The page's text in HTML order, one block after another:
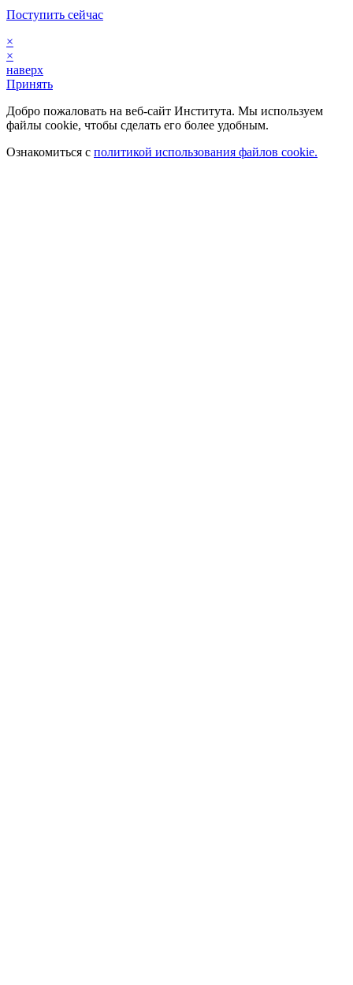
Поступить сейчас
×
×
наверх
Принять
Добро пожаловать на веб-сайт Института. Мы используем
файлы cookie, чтобы сделать его более удобным.
Ознакомиться с политикой использования файлов cookie.